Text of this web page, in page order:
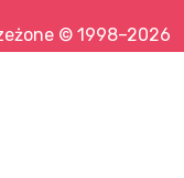
© 1998–2026